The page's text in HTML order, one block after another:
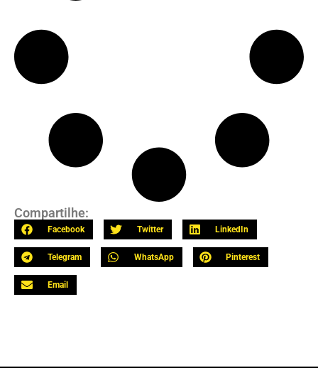
Compartilhe:
Facebook Twitter LinkedIn
Telegram WhatsApp Pinterest
Email